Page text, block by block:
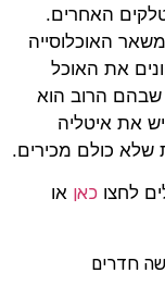
האחרים.
האוכלוסייה
את האוכל
שבהם הרוב הוא
את איטליה
שלא כולם מכירים.
לחצו כאןאו
חדרים